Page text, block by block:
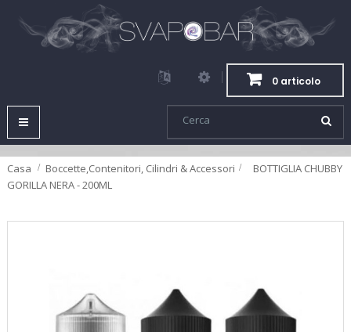
0 articolo
Navigazione
Toggle
Casa Boccette,Contenitori, Cilindri & Accessori >
BOTTIGLIA CHUBBY
GORILLA NERA - 200ML